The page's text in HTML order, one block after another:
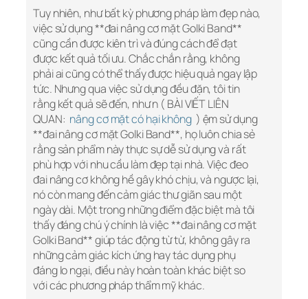
Tuy nhiên, như bất kỳ phương pháp làm đẹp nào,
việc sử dụng **đai nâng cơ mặt Golki Band**
cũng cần được kiên trì và đúng cách để đạt
được kết quả tối ưu. Chắc chắn rằng, không
phải ai cũng có thể thấy được hiệu quả ngay lập
tức. Nhưng qua việc sử dụng đều đặn, tôi tin
rằng kết quả sẽ đến, như n ( BÀI VIẾT LIÊN
QUAN: nâng cơ mặt có hại không) ệm sử dụng
**đai nâng cơ mặt Golki Band**, họ luôn chia sẻ
rằng sản phẩm này thực sự dễ sử dụng và rất
phù hợp với nhu cầu làm đẹp tại nhà. Việc đeo
đai nâng cơ không hề gây khó chịu, và ngược lại,
nó còn mang đến cảm giác thư giãn sau một
ngày dài. Một trong những điểm đặc biệt mà tôi
thấy đáng chú ý chính là việc **đai nâng cơ mặt
Golki Band** giúp tác động từ từ, không gây ra
những cảm giác kích ứng hay tác dụng phụ
đáng lo ngại, điều này hoàn toàn khác biệt so
với các phương pháp thẩm mỹ khác.